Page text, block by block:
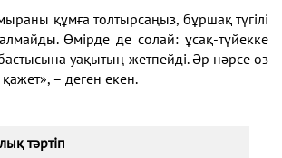
құмға толтырсаңыз, бұршақ түгілі
Өмірде де солай: ұсақ-түйекке
уақытың жетпейді. Әр нәрсе өз
– деген екен.
тәртіп